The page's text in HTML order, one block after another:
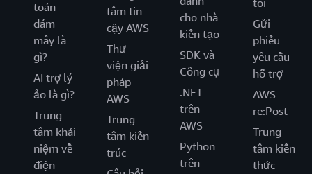
toán
đám
mây là
gì?
AI trợ lý
ảo là gì?
Trung
tâm khái
niệm về
điện
tâm tin
cậy AWS
Thư
viện giải
pháp
AWS
Trung
tâm kiến
trúc
cho nhà
kiến tạo
SDK và
Công cụ
.NET
trên
AWS
Python
trên
tôi
Gửi
phiếu
yêu cầu
hỗ trợ
AWS
re:Post
Trung
tâm kiến
thức